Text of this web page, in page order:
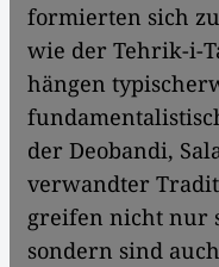
formierten sich
wie der Tehrik-i-
hängen
der Deobandi,
verwandter
greifen nicht nur
sondern sind